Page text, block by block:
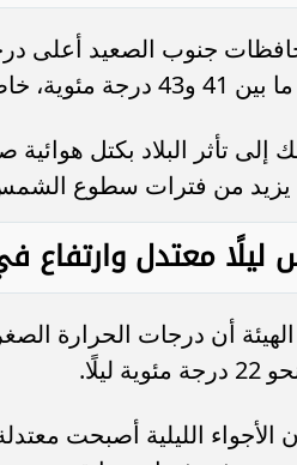
جنوب الصعيد أعلى
وأسيوط والأقصر وأسوان.
إلى تأثر البلاد بكتل
ما يزيد من فترات سطوع
معتدل وارتفاع
أن درجات الحرارة
ليلًا.
الأجواء الليلية أصبحت